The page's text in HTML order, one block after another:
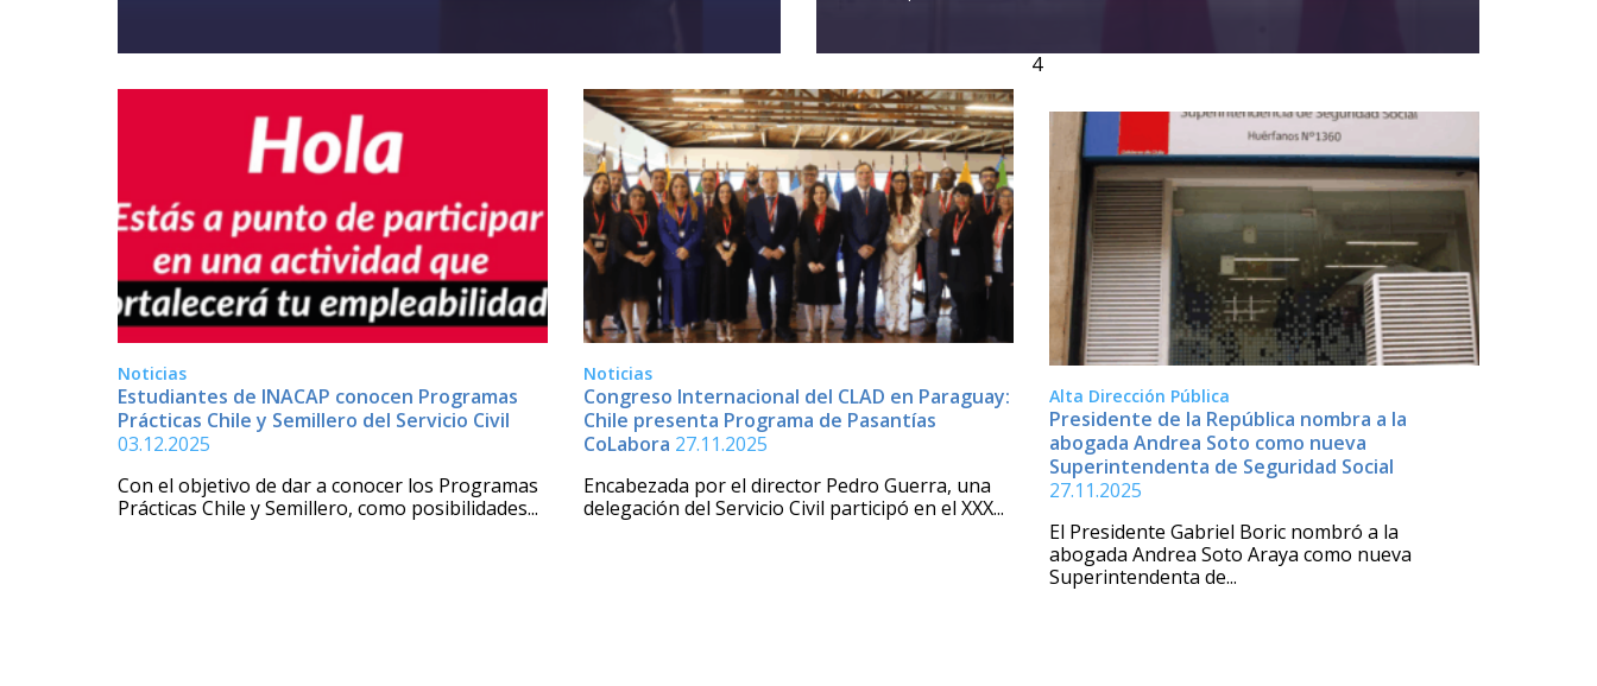
4
Noticias
Estudiantes de INACAP conocen Programas
Prácticas Chile y Semillero del Servicio Civil
03.12.2025
Con el objetivo de dar a conocer los Programas
Prácticas Chile y Semillero, como posibilidades...
Noticias
Congreso Internacional del CLAD en Paraguay:
Chile presenta Programa de Pasantías
CoLabora 27.11.2025
Encabezada por el director Pedro Guerra, una
delegación del Servicio Civil participó en el XXX...
Alta Dirección Pública
Presidente de la República nombra a la
abogada Andrea Soto como nueva
Superintendenta de Seguridad Social
27.11.2025
El Presidente Gabriel Boric nombró a la
abogada Andrea Soto Araya como nueva
Superintendenta de...